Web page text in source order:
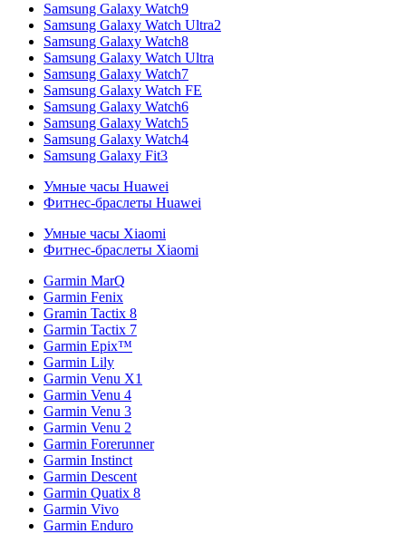
Samsung Galaxy Watch9
Samsung Galaxy Watch Ultra2
Samsung Galaxy Watch8
Samsung Galaxy Watch Ultra
Samsung Galaxy Watch7
Samsung Galaxy Watch FE
Samsung Galaxy Watch6
Samsung Galaxy Watch5
Samsung Galaxy Watch4
Samsung Galaxy Fit3
Умные часы Huawei
Фитнес-браслеты Huawei
Умные часы Xiaomi
Фитнес-браслеты Xiaomi
Garmin MarQ
Garmin Fenix
Gramin Tactix 8
Garmin Tactix 7
Garmin Epix™
Garmin Lily
Garmin Venu X1
Garmin Venu 4
Garmin Venu 3
Garmin Venu 2
Garmin Forerunner
Garmin Instinct
Garmin Descent
Garmin Quatix 8
Garmin Vivo
Garmin Enduro